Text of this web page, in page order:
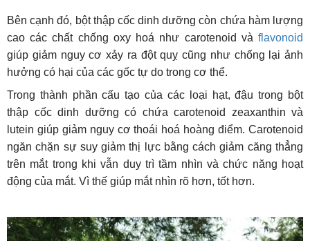
Bên cạnh đó, bột thập cốc dinh dưỡng còn chứa hàm lượng
cao cácchất chống oxy hoá như carotenoid vàflavonoid
giúp giảm nguy cơ xảy ra đột quỵ cũng như chống lại ảnh
hưởng có hại của các gốc tự do trong cơ thể.
Trong thành phần cấu tạo của các loại hạt, đậu trong bột
thập cốc dinh dưỡng có chứa carotenoid zeaxanthin và
lutein giúp giảm nguy cơ thoái hoá hoàng điểm. Carotenoid
ngăn chặn sự suy giảm thị lực bằng cách giảm căng thẳng
trên mắt trong khi vẫn duy trì tầm nhìn và chức năng hoạt
động của mắt. Vì thế giúp mắt nhìn rõ hơn, tốt hơn.